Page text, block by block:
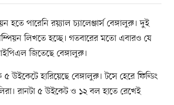
পারেনি রয়্যাল চ্যালেঞ্জার্স বেঙ্গালুরু। দুই
লিখতে হচ্ছে। গতবারের মতো এবারও যে
জিতেছে বেঙ্গালুরু।
হারিয়েছে বেঙ্গালুরু। টসে হেরে ফিল্ডিং
রানটা ৫ উইকেট ও ১২ বল হাতে রেখেই